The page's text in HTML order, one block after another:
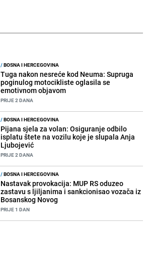
/BOSNA I HERCEGOVINA
Tuga nakon nesreće kod Neuma: Supruga
poginulog motocikliste oglasila se
emotivnom objavom
PRIJE 2 DANA
/BOSNA I HERCEGOVINA
Pijana sjela za volan: Osiguranje odbilo
isplatu štete na vozilu koje je slupala Anja
Ljubojević
PRIJE 2 DANA
/BOSNA I HERCEGOVINA
Nastavak provokacija: MUP RS oduzeo
zastavu s ljiljanima i sankcionisao vozača iz
Bosanskog Novog
PRIJE 1 DAN